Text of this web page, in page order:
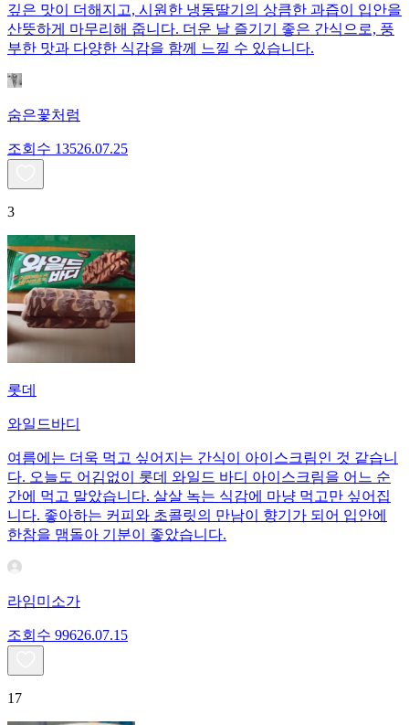
깊은 맛이 더해지고, 시원한 냉동딸기의 상큼한 과즙이 입안을
산뜻하게 마무리해 줍니다. 더운 날 즐기기 좋은 간식으로, 풍
부한 맛과 다양한 식감을 함께 느낄 수 있습니다.
숨은꽃처럼
조회수 13526.07.25
3
롯데
와일드바디
여름에는 더욱 먹고 싶어지는 간식이 아이스크림인 것 같습니
다. 오늘도 어김없이 롯데 와일드 바디 아이스크림을 어느 순
간에 먹고 말았습니다. 살살 녹는 식감에 마냥 먹고만 싶어집
니다. 좋아하는 커피와 초콜릿의 만남이 향기가 되어 입안에
한참을 맴돌아 기분이 좋았습니다.
라임미소가
조회수 99626.07.15
17